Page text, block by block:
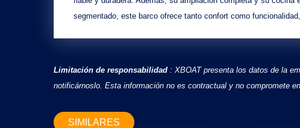
segmentado , este barco ofrece tanto confort como funcionalidad
Limitación de responsabilidad : XBOAT presenta los datos de la
notificárnoslo. Esta información no es contractual y no compromete
SIMILARES